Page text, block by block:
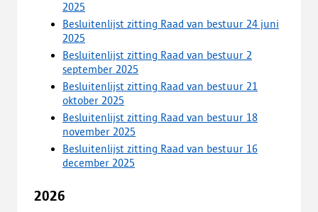
2025
Besluitenlijst zitting Raad van bestuur 24 juni
2025
Besluitenlijst zitting Raad van bestuur 2
september 2025
Besluitenlijst zitting Raad van bestuur 21
oktober 2025
Besluitenlijst zitting Raad van bestuur 18
november 2025
Besluitenlijst zitting Raad van bestuur 16
december 2025
2026